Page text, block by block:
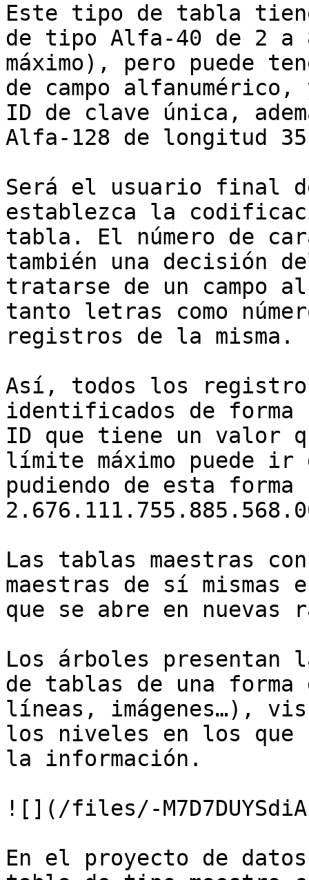
Este tipo de tabla
de tipo Alfa-40 de 2 a
máximo), pero puede
de campo
ID de clave única,
Alfa-128 de longitud
Será el usuario final
establezca la
tabla. El número de
también una decisión
tratarse de un campo
tanto letras como
registros de la misma.
Así, todos los
identificados de forma
ID que tiene un valor
límite máximo puede ir
pudiendo de esta
Las tablas maestras
maestras de sí mismas
que se abre en nuevas
Los árboles
de tablas de una
líneas, imágenes…),
los niveles en los que
la información.
![](/files/-
En el proyecto de